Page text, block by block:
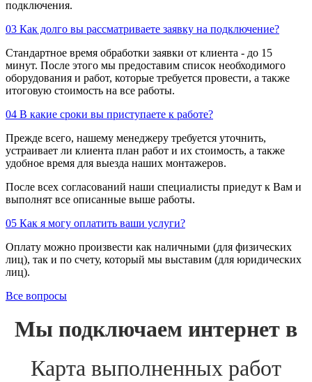
подключения.
03 Как долго вы рассматриваете заявку на подключение?
Стандартное время обработки заявки от клиента - до 15
минут. После этого мы предоставим список необходимого
оборудования и работ, которые требуется провести, а также
итоговую стоимость на все работы.
04 В какие сроки вы приступаете к работе?
Прежде всего, нашему менеджеру требуется уточнить,
устраивает ли клиента план работ и их стоимость, а также
удобное время для выезда наших монтажеров.
После всех согласований наши специалисты приедут к Вам и
выполнят все описанные выше работы.
05 Как я могу оплатить ваши услуги?
Оплату можно произвести как наличными (для физических
лиц), так и по счету, который мы выставим (для юридических
лиц).
Все вопросы
Мы подключаем интернет в
Карта выполненных работ